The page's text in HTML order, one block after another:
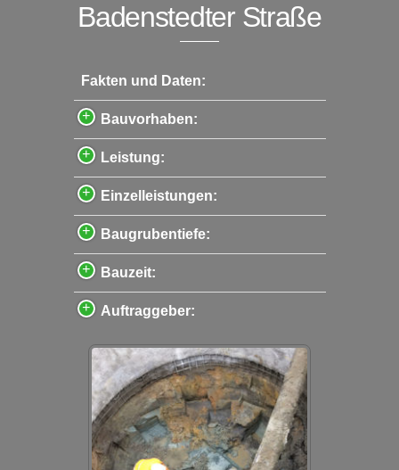
Badenstedter Straße
Fakten und Daten:
Bauvorhaben:
Leistung:
Einzelleistungen:
Baugrubentiefe:
Bauzeit:
Auftraggeber: